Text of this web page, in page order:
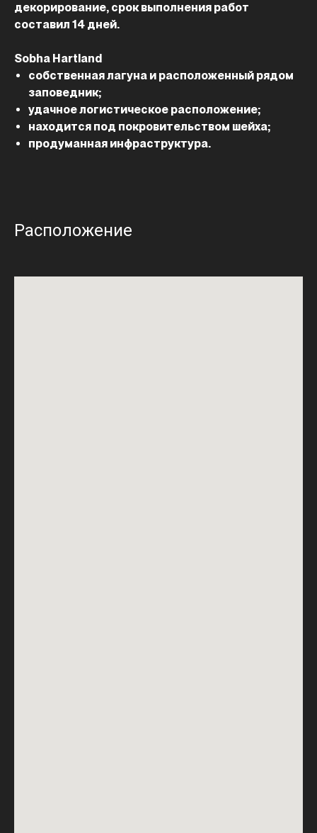
декорирование, срок выполнения работ
составил 14 дней.
Sobha Hartland
собственная лагуна и расположенный рядом
заповедник;
удачное логистическое расположение;
находится под покровительством шейха;
продуманная инфраструктура.
Расположение